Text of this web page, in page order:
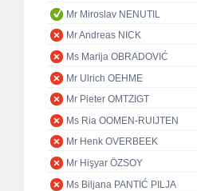
Mr Miroslav NENUTIL
Mr Andreas NICK
Ms Marija OBRADOVIĆ
Mr Ulrich OEHME
Mr Pieter OMTZIGT
Ms Ria OOMEN-RUIJTEN
Mr Henk OVERBEEK
Mr Hişyar ÖZSOY
Ms Biljana PANTIĆ PILJA